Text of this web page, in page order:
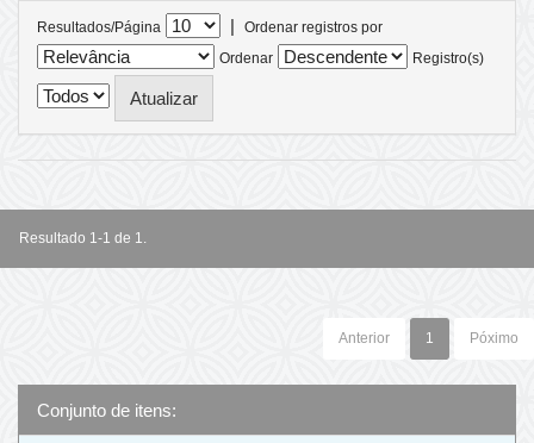
Resultados/Página |
Ordenar registros por
Ordenar
Registro(s)
Resultado 1-1 de 1.
Anterior 1 Póximo
Conjunto de itens: